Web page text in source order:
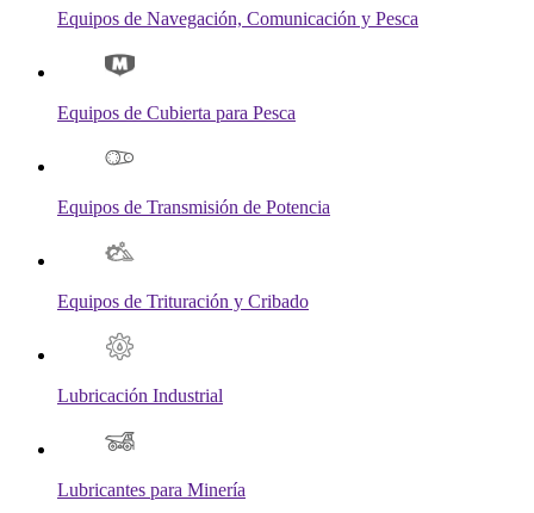
Equipos de Navegación, Comunicación y Pesca
Equipos de Cubierta para Pesca
Equipos de Transmisión de Potencia
Equipos de Trituración y Cribado
Lubricación Industrial
Lubricantes para Minería